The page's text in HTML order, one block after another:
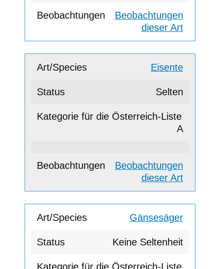
Beobachtungen
dieser Art
Eisente
Selten
A
Beobachtungen
dieser Art
Gänsesäger
Keine Seltenheit